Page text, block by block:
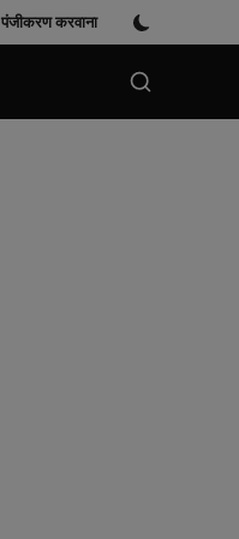
पंजीकरण करवाना